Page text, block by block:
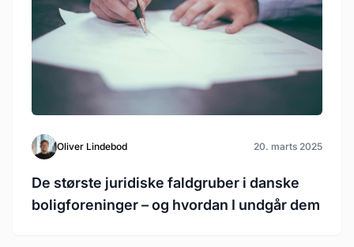
Oliver Lindebod 20. marts 2025
De største juridiske faldgruber i danske
boligforeninger – og hvordan I undgår dem